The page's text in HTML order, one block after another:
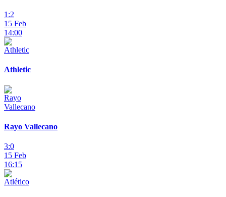
1:2
15 Feb
14:00
Athletic
Rayo Vallecano
3:0
15 Feb
16:15